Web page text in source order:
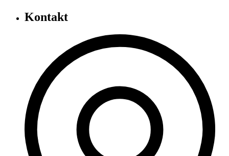
Kontakt